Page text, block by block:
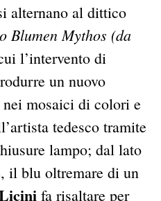
alternano al dittico
Blumen Mythos (da
l’intervento di
un nuovo
mosaici di colori e
tedesco tramite
lampo; dal lato
il blu oltremare di un
fa risaltare per